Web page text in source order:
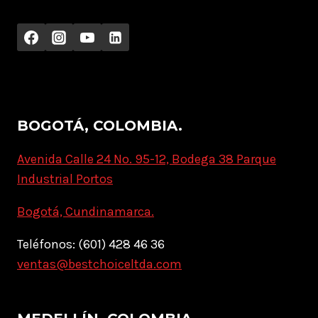
BOGOTÁ, COLOMBIA.
Avenida Calle 24 No. 95-12, Bodega 38 Parque
Industrial Portos
Bogotá, Cundinamarca.
Teléfonos: (601) 428 46 36
ventas@bestchoiceltda.com